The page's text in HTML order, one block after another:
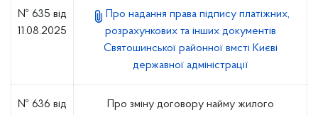
№ 635 від
11.08.2025
Про надання права підпису платіжних,
розрахункових та інших документів
Святошинської районної вмсті Києві
державної адміністрації
№ 636 від
Про зміну договору найму жилого